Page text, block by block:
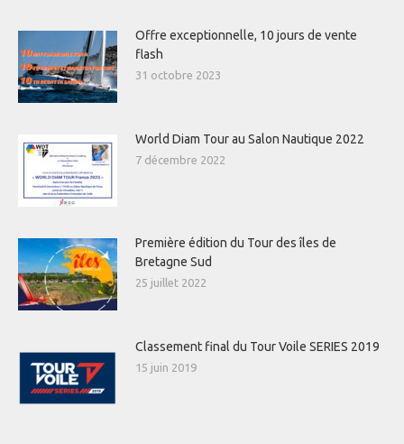
Offre exceptionnelle, 10 jours de vente
flash
31 octobre 2023
World Diam Tour au Salon Nautique 2022
7 décembre 2022
Première édition du Tour des îles de
Bretagne Sud
25 juillet 2022
Classement final du Tour Voile SERIES 2019
15 juin 2019